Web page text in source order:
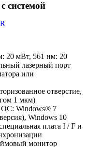
системой
20 мВт, 561 нм: 20
лазерный порт
или
отверстие,
1 мкм)
ОС: Windows® 7
Windows 10
плата I / F и
монитор